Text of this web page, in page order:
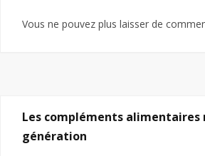
Vous ne pouvez plus laisser de
Les compléments alimentaires
génération